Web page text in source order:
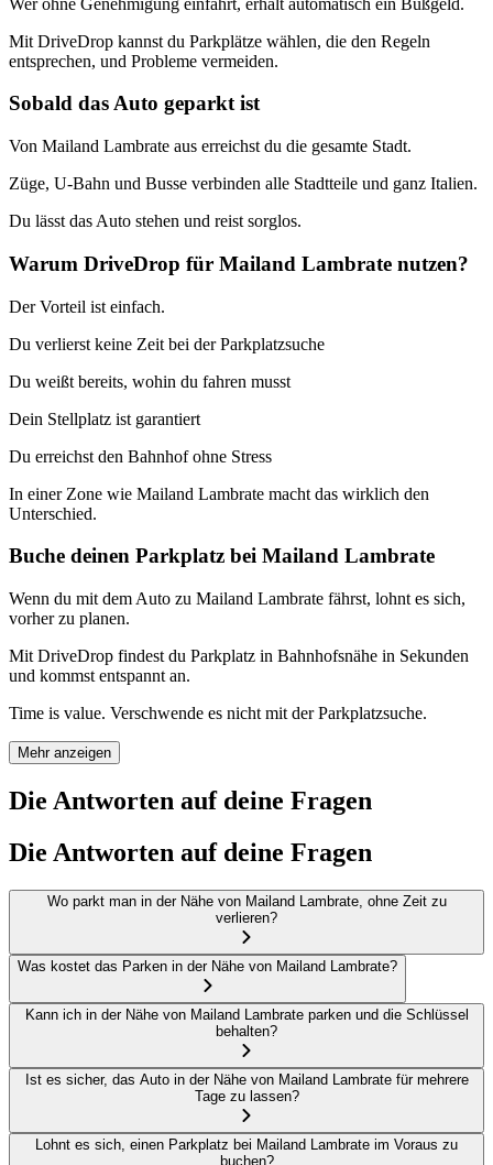
Mit DriveDrop kannst du Parkplätze wählen, die den Regeln
entsprechen, und Probleme vermeiden.
Sobald das Auto geparkt ist
Von Mailand Lambrate aus erreichst du die gesamte Stadt.
Züge, U-Bahn und Busse verbinden alle Stadtteile und ganz Italien.
Du lässt das Auto stehen und reist sorglos.
Warum DriveDrop für Mailand Lambrate nutzen?
Der Vorteil ist einfach.
Du verlierst keine Zeit bei der Parkplatzsuche
Du weißt bereits, wohin du fahren musst
Dein Stellplatz ist garantiert
Du erreichst den Bahnhof ohne Stress
In einer Zone wie Mailand Lambrate macht das wirklich den
Unterschied.
Buche deinen Parkplatz bei Mailand Lambrate
Wenn du mit dem Auto zu Mailand Lambrate fährst, lohnt es sich,
vorher zu planen.
Mit DriveDrop findest du Parkplatz in Bahnhofsnähe in Sekunden
und kommst entspannt an.
Time is value. Verschwende es nicht mit der Parkplatzsuche.
Mehr anzeigen
Die Antworten auf deine Fragen
Die Antworten auf deine Fragen
Wo parkt man in der Nähe von Mailand Lambrate, ohne Zeit zu
verlieren?
Was kostet das Parken in der Nähe von Mailand Lambrate?
Kann ich in der Nähe von Mailand Lambrate parken und die Schlüssel
behalten?
Ist es sicher, das Auto in der Nähe von Mailand Lambrate für mehrere
Tage zu lassen?
Lohnt es sich, einen Parkplatz bei Mailand Lambrate im Voraus zu
buchen?